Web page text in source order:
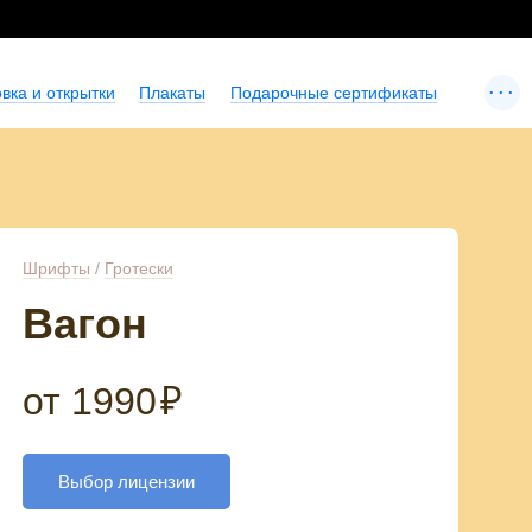
и открытки Плакаты Подарочные сертификаты ...
Шрифты / Гротески
Вагон
от 1990₽
Выбор лицензии